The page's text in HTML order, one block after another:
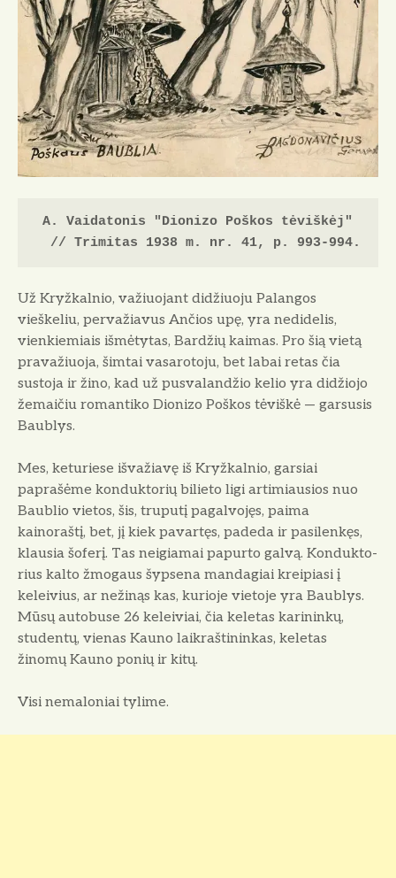
A. Vaidatonis "Dionizo Poškos tėviškėj"
// Trimitas 1938 m. nr. 41, p. 993-994.
Už Kryžkalnio, važiuojant didžiuo­ju Palangos
vieškeliu, pervažiavus Ančios upę, yra nedidelis,
vienkie­miais išmėtytas, Bardžių kaimas. Pro šią vietą
pravažiuoja, šimtai vasaroto­ju, bet labai retas čia
sustoja ir žino, kad už pusvalandžio kelio yra didžio­jo
žemaičiu romantiko Dionizo Poš­kos tėviškė — garsusis
Baublys.
Mes, keturiese išvažiavę iš Kryžkalnio, garsiai
paprašėme konduktorių bilieto ligi artimiausios nuo
Baublio vietos, šis, truputį pagalvojęs, paima
kainoraštį, bet, jį kiek pavartęs, pa­deda ir pasilenkęs,
klausia šoferį. Tas neigiamai papurto galvą. Kondukto­
rius kalto žmogaus šypsena manda­giai kreipiasi į
keleivius, ar nežinąs kas, kurioje vietoje yra Baublys.
Mūsų autobuse 26 keleiviai, čia keletas ka­rininkų,
studentų, vienas Kauno laik­raštininkas, keletas
žinomų Kauno po­nių ir kitų.
Visi nemaloniai tylime.